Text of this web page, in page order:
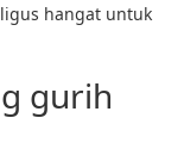
hangat untuk
gurih